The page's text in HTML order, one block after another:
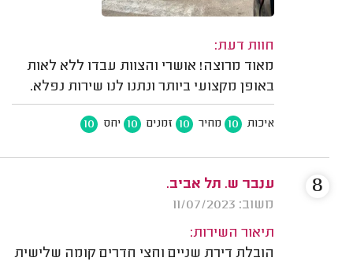
חוות דעת:
מאוד מרוצה! אושרי והצוות עבדו ללא לאות
באופן מקצועי ביותר ונתנו לנו שירות נפלא.
איכות 10 מחיר 10 זמנים 10 יחס 10
ענבר ש. תל אביב.
משוב: 11/07/2023
תיאור השירות:
הובלת דירת שניים וחצי חדרים קומה שלישית
8